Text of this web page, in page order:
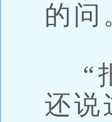
的问
“
还说